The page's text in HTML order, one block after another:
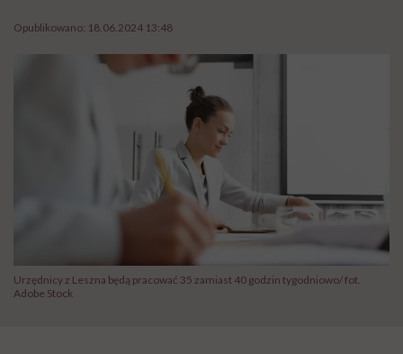
Opublikowano: 18.06.2024 13:48
Urzędnicy z Leszna będą pracować 35 zamiast 40 godzin tygodniowo/ fot.
Adobe Stock